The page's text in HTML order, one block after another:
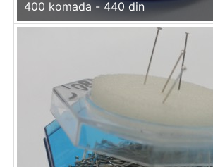
400 komada - 440 din